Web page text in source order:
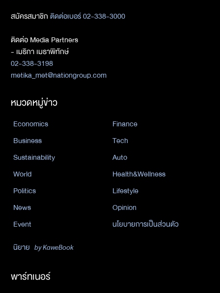
สมัครสมาชิกติดต่อเบอร์ 02-338-3000
ติดต่อ Media Partners
- เมธิกา เมธาพิทักษ์
02-338-3198
metika_met@nationgroup.com
หมวดหมู่ข่าว
Economics
Finance
Business
Tech
Sustainability
Auto
World
Health&Wellness
Politics
Lifestyle
News
Opinion
Event
นโยบายการเป็นส่วนตัว
นิยาย by KaweBook
พาร์ทเนอร์